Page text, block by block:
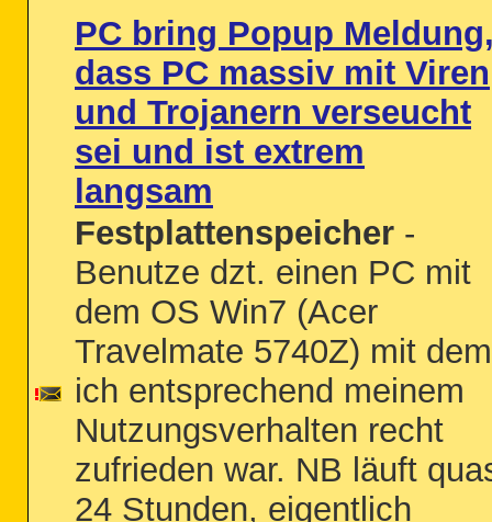
PC bring Popup
dass PC massiv mit Viren
und Trojanern verseucht
sei und ist extrem
langsam
Festplattenspeicher -
Benutze dzt. einen PC mit
dem OS Win7 (Acer
Travelmate 5740Z) mit dem
ich entsprechend meinem
Nutzungsverhalten recht
zufrieden war. NB läuft
24 Stunden, eigentlich